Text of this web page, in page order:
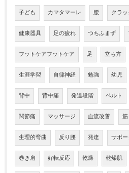
子ども カマタマーレ 腰 クラ
健康器具 足の疲れ つちふまず
フットケアフットケア 足 立ち方
生涯学習 自律神経 勉強 幼児
背中 背中痛 発達段階 ベルト
関節痛 マッサージ 血流改善
生理的弯曲 反り腰 発達 サポ
巻き肩 好転反応 乾燥 乾燥肌